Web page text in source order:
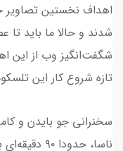
اهداف نخستین تصاویر
شدند و حالا ما باید تا
شگفت‌انگیز وب از این
تازه شروع کار این
سخنرانی جو بایدن و
ناسا، حدودا ۹۰ دقیقه‌ای با تاخیر آغاز شد.